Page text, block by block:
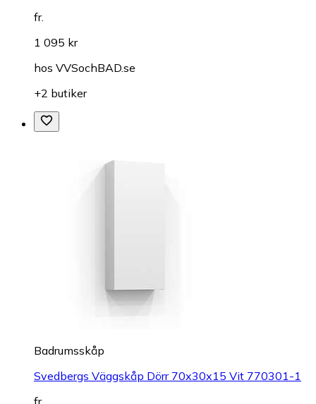
fr.
1 095 kr
hos VVSochBAD.se
+2 butiker
Badrumsskåp
Svedbergs Väggskåp Dörr 70x30x15 Vit 770301-1